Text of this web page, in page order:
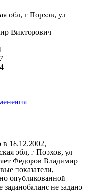
обл, г Порхов, ул
Викторович
18.12.2002,
обл, г Порхов, ул
Федоров Владимир
показатели,
опубликованной
заданобаланс не задано